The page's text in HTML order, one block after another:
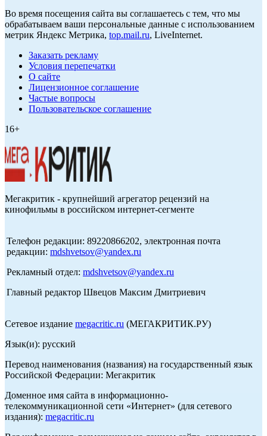
Во время посещения сайта вы соглашаетесь с тем, что мы
обрабатываем ваши персональные данные с использованием
метрик Яндекс Метрика, top.mail.ru, LiveInternet.
Заказать рекламу
Условия перепечатки
О сайте
Лицензионное соглашение
Частые вопросы
Пользовательское соглашение
16+
Мегакритик - крупнейший агрегатор рецензий на
кинофильмы в российском интернет-сегменте
Телефон редакции: 89220866202, электронная почта
редакции: mdshvetsov@yandex.ru
Рекламный отдел: mdshvetsov@yandex.ru
Главный редактор Швецов Максим Дмитриевич
Сетевое издание megacritic.ru (МЕГАКРИТИК.РУ)
Язык(и): русский
Перевод наименования (названия) на государственный язык
Российской Федерации: Мегакритик
Доменное имя сайта в информационно-
телекоммуникационной сети «Интернет» (для сетевого
издания): megacritic.ru